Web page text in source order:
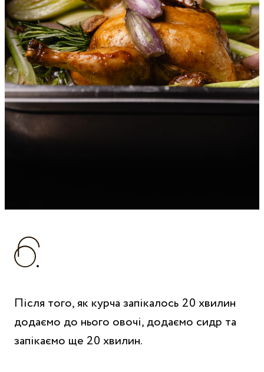
Після того, як курча запікалось 20 хвилин
додаємо до нього овочі, додаємо сидр та
запікаємо ще 20 хвилин.